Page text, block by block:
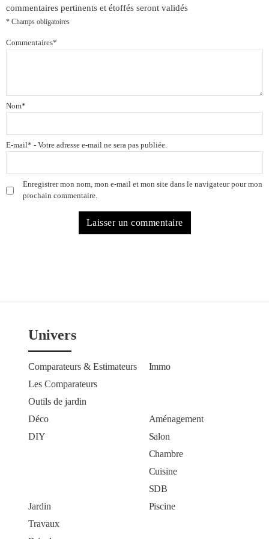
commentaires pertinents et étoffés seront validés
* Champs obligatoires
Commentaires*
Nom*
E-mail* - Votre adresse e-mail ne sera pas publiée.
Enregistrer mon nom, mon e-mail et mon site dans le navigateur pour mon
prochain commentaire.
Univers
Comparateurs & Estimateurs
Les Comparateurs
Outils de jardin
Immo
Déco
DIY
Aménagement
Salon
Chambre
Cuisine
SDB
Jardin
Piscine
Travaux